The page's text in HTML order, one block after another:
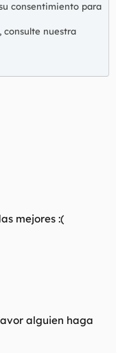
consentimiento para
consulte nuestra
mejores :(
alguien haga